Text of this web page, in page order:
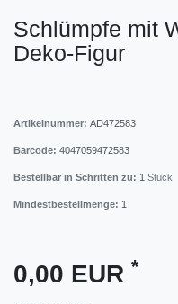
Schlümpfe mit
Deko-Figur
Artikelnummer: AD472583
Barcode: 4047059472583
Bestellbar in Schritten zu: 1 Stück
Mindestbestellmenge: 1
0,00 EUR *